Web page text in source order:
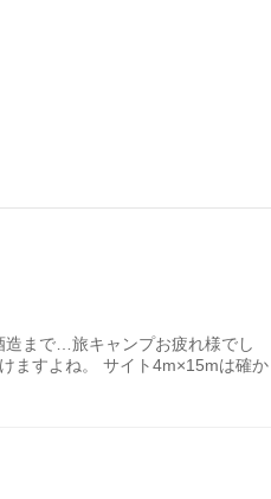
造まで…旅キャンプお疲れ様でし
ますよね。 サイト4m×15mは確か